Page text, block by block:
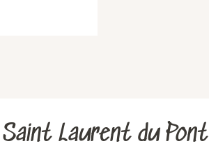
Laurent du Pont